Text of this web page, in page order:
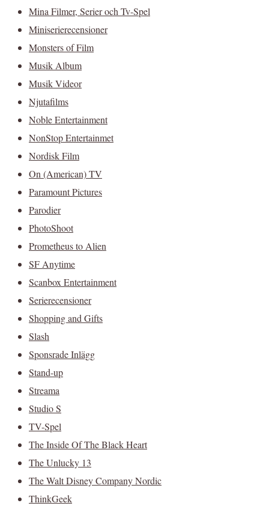
Mina Filmer, Serier och Tv-Spel
Miniserierecensioner
Monsters of Film
Musik Album
Musik Videor
Njutafilms
Noble Entertainment
NonStop Entertainmet
Nordisk Film
On (American) TV
Paramount Pictures
Parodier
PhotoShoot
Prometheus to Alien
SF Anytime
Scanbox Entertainment
Serierecensioner
Shopping and Gifts
Slash
Sponsrade Inlägg
Stand-up
Streama
Studio S
TV-Spel
The Inside Of The Black Heart
The Unlucky 13
The Walt Disney Company Nordic
ThinkGeek